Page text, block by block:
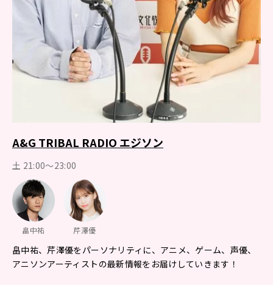
A&G TRIBAL RADIO エジソン
土 21:00～23:00
畠中祐 芹澤優
畠中祐、芹澤優をパーソナリティに、アニメ、ゲーム、声優、
アニソンアーティストの最新情報をお届けしていきます！